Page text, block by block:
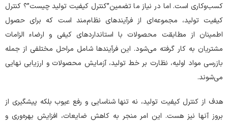
کسب‌وکاری است. اما در نیاز ما تضمین”کنترل کیفیت تولید چیست”؟ کنترل
کیفیت تولید، مجموعه‌ای از فرآیندهای نظام‌مند است که برای حصول
اطمینان از مطابقت محصولات با استانداردهای کیفی و ارضاء الزامات
مشتریان به کار گرفته می‌شود. این فرآیندها شامل مراحل مختلفی از جمله
بازرسی مواد اولیه، نظارت بر خط تولید، آزمایش محصولات و ارزیابی نهایی
می‌شوند.
هدف از کنترل کیفیت تولید، نه تنها شناسایی و رفع عیوب بلکه پیشگیری از
بروز آنها نیز هست. این امر منجر به کاهش ضایعات، افزایش بهره‌وری و